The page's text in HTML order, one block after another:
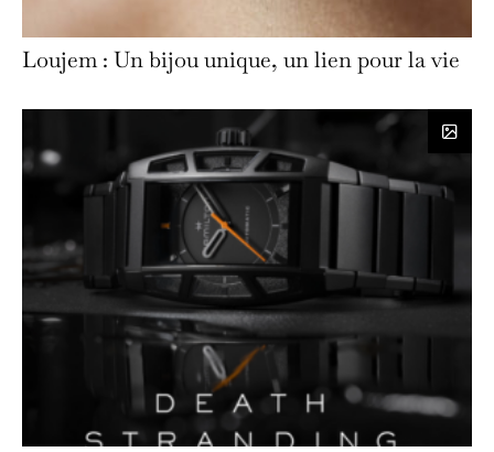
Loujem : Un bijou unique, un lien pour la vie